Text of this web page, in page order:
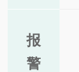
报
警